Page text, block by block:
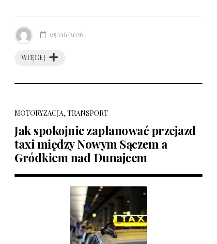
WIĘCEJ
05/06/2026
MOTORYZACJA, TRANSPORT
Jak spokojnie zaplanować przejazd
taxi między Nowym Sączem a
Gródkiem nad Dunajcem